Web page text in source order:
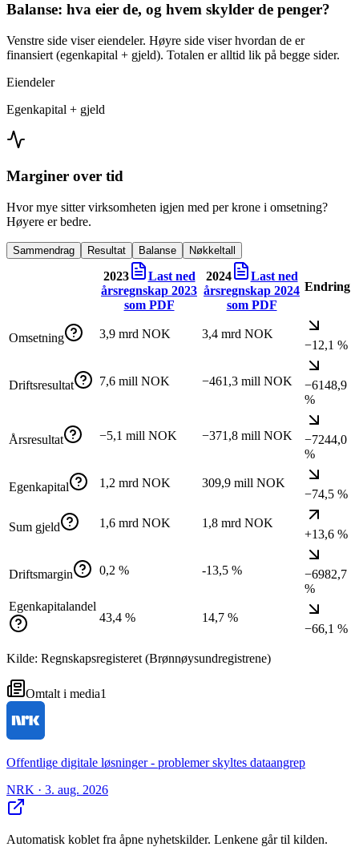
Balanse: hva eier de, og hvem skylder de penger?
Venstre side viser eiendeler. Høyre side viser hvordan de er
finansiert (egenkapital + gjeld). Totalen er alltid lik på begge sider.
Eiendeler
Egenkapital + gjeld
Marginer over tid
Hvor mye sitter virksomheten igjen med per krone i omsetning?
Høyere er bedre.
Sammendrag Resultat Balanse Nøkkeltall
2023
Last ned
årsregnskap 2023
som PDF
2024
Last ned
årsregnskap 2024
som PDF
Endring
Omsetning 3,9 mrd NOK
3,4 mrd NOK
−12,1 %
Driftsresultat 7,6 mill NOK −461,3 mill NOK
−6148,9
%
Årsresultat −5,1 mill NOK −371,8 mill NOK
−7244,0
%
Egenkapital 1,2 mrd NOK
309,9 mill NOK
−74,5 %
Sum gjeld 1,6 mrd NOK
1,8 mrd NOK
+13,6 %
Driftsmargin 0,2 % -13,5 %
−6982,7
%
Egenkapitalandel
43,4 %
14,7 %
−66,1 %
Kilde: Regnskapsregisteret (Brønnøysundregistrene)
Omtalt i media1
Offentlige digitale løsninger - problemer skyltes dataangrep
NRK · 3. aug. 2026
Automatisk koblet fra åpne nyhetskilder. Lenkene går til kilden.